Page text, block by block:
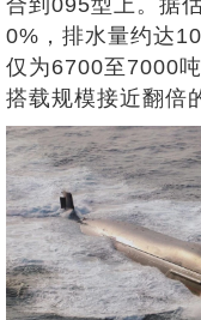
0%，排水量约达
仅为6700至7000
搭载规模接近翻倍